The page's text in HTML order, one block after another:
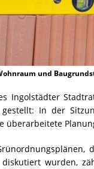
und
Ingolstädter
gestellt: In der
wurden,